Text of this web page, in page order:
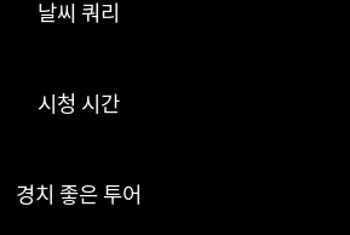
날씨 쿼리
시청 시간
경치 좋은 투어